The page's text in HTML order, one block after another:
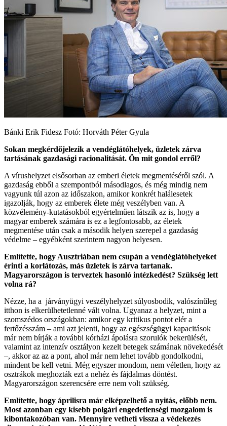
Bánki Erik Fidesz Fotó: Horváth Péter Gyula
Sokan megkérdőjelezik a vendéglátóhelyek, üzletek zárva
tartásának gazdasági racionalitását. Ön mit gondol erről?
A vírushelyzet elsősorban az emberi életek megmentéséről szól. A
gazdaság ebből a szempontból másodlagos, és még mindig nem
vagyunk túl azon az időszakon, amikor konkrét halálesetek
igazolják, hogy az emberek élete még veszélyben van. A
közvélemény-kutatásokból egyértelműen látszik az is, hogy a
magyar emberek számára is ez a legfontosabb, az életek
megmentése után csak a második helyen szerepel a gazdaság
védelme – egyébként szerintem nagyon helyesen.
Említette, hogy Ausztriában nem csupán a vendéglátóhelyeket
érinti a korlátozás, más üzletek is zárva tartanak.
Magyarországon is terveztek hasonló intézkedést? Szükség lett
volna rá?
Nézze, ha a járványügyi veszélyhelyzet súlyosbodik, valószínűleg
itthon is elkerülhetetlenné vált volna. Ugyanaz a helyzet, mint a
szomszédos országokban: amikor egy kritikus pontot elér a
fertőzésszám – ami azt jelenti, hogy az egészségügyi kapacitások
már nem bírják a további kórházi ápolásra szorulók bekerülését,
valamint az intenzív osztályon kezelt betegek számának növekedését
–, akkor az az a pont, ahol már nem lehet tovább gondolkodni,
mindent be kell vetni. Még egyszer mondom, nem véletlen, hogy az
osztrákok meghozták ezt a nehéz és fájdalmas döntést.
Magyarországon szerencsére erre nem volt szükség.
Említette, hogy áprilisra már elképzelhető a nyitás, előbb nem.
Most azonban egy kisebb polgári engedetlenségi mozgalom is
kibontakozóban van. Mennyire vetheti vissza a védekezés